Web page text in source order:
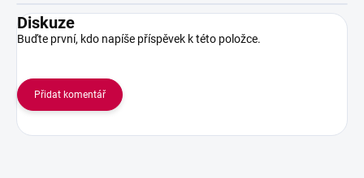
Diskuze
Buďte první, kdo napíše příspěvek k této položce.
Přidat komentář